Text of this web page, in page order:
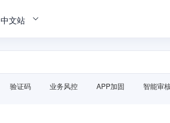
中文站
验证码 业务风控 APP加固 智能审